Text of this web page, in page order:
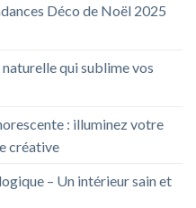
Déco de Noël 2025
qui sublime vos
: illuminez votre
créative
– Un intérieur sain et